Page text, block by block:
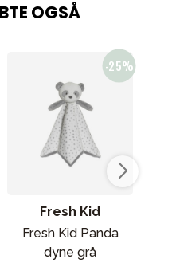
OGSÅ
Fresh Kid
Fresh Kid Panda
dyne grå